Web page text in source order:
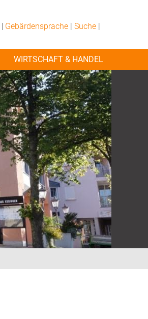
| Gebärdensprache | Suche|
WIRTSCHAFT & HANDEL